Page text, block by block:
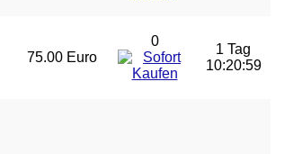
75.00 Euro
0
1 Tag
10:20:59